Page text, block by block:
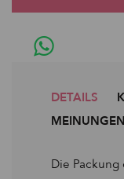
DETAILS
MEINUNGEN
Die Packung